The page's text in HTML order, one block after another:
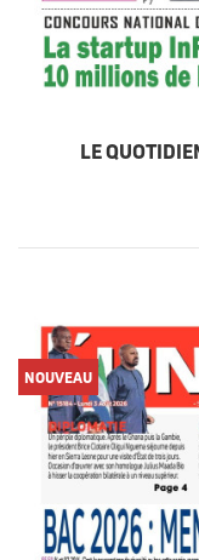
LE
NOUVEAU